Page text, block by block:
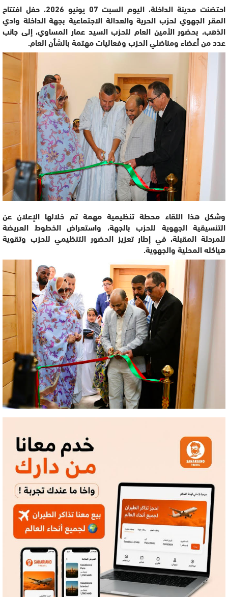
احتضنت مدينة الداخلة، اليوم السبت 07 يونيو 2026، حفل افتتاح
المقر الجهوي لحزب الحرية والعدالة الاجتماعية بجهة الداخلة وادي
الذهب، بحضور الأمين العام للحزب السيد عمار المساوي، إلى جانب
عدد من أعضاء ومناضلي الحزب وفعاليات مهتمة بالشأن العام.
وشكل هذا اللقاء محطة تنظيمية مهمة تم خلالها الإعلان عن
التنسيقية الجهوية للحزب بالجهة، واستعراض الخطوط العريضة
للمرحلة المقبلة، في إطار تعزيز الحضور التنظيمي للحزب وتقوية
هياكله المحلية والجهوية.